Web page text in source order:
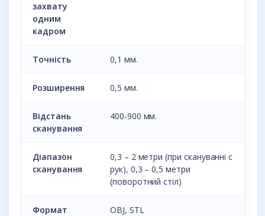
захвату
одним
кадром
Точність 0,1 мм.
Розширення 0,5 мм.
Відстань
сканування
400-900 мм.
Діапазон
сканування
0,3 – 2 метри (при скануванні с
рук), 0,3 – 0,5 метри
(поворотний стіл)
Формат
OBJ, STL